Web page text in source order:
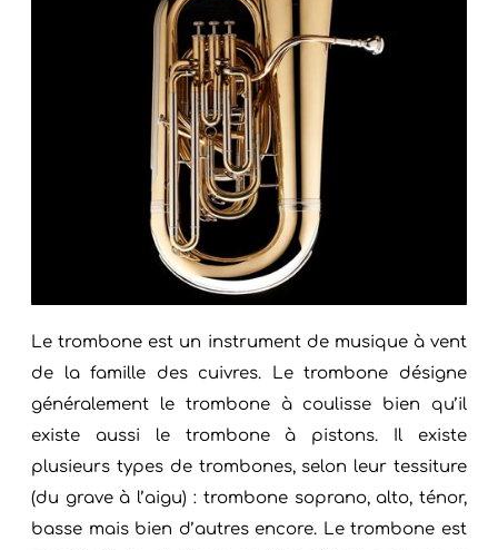
Le trombone est un instrument de musique à vent
de la famille des cuivres. Le trombone désigne
généralement le trombone à coulisse bien qu’il
existe aussi le trombone à pistons. Il existe
plusieurs types de trombones, selon leur tessiture
(du grave à l’aigu) : trombone soprano, alto, ténor,
basse mais bien d’autres encore. Le trombone est